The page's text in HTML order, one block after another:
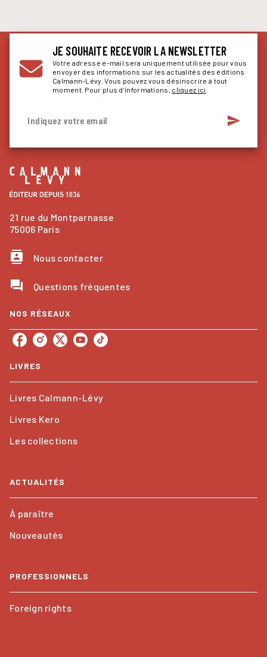
JE SOUHAITE RECEVOIR LA NEWSLETTER
Votre adresse e-mail sera uniquement utilisée pour vous
envoyer des informations sur les actualités des éditions
Calmann-Lévy. Vous pouvez vous désinscrire à tout
moment. Pour plus d’informations, cliquez ici
Indiquez votre email send
21 rue du Montparnasse
75006 Paris
contacts Nous contacter
question_answer Questions fréquentes
NOS RÉSEAUX
LIVRES
Livres Calmann-Lévy
Livres Kero
Les collections
ACTUALITÉS
À paraître
Nouveautés
PROFESSIONNELS
Foreign rights